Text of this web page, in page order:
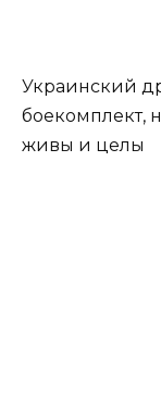
Украинский
боекомплект,
живы и целы